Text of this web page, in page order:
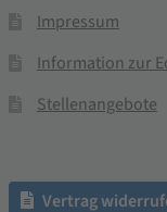
Impressum
Information zur
Stellenangebote
Vertrag